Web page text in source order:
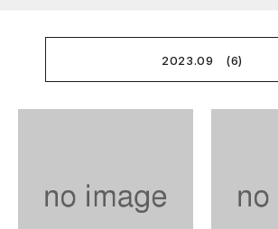
2023.09 (6)